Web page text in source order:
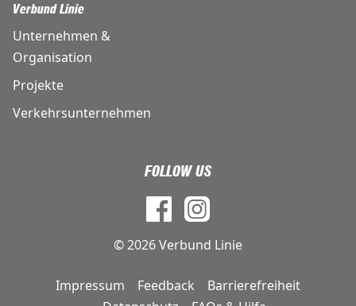
Verbund Linie
Unternehmen &
Organisation
Projekte
Verkehrsunternehmen
FOLLOW US
© 2026 Verbund Linie
Impressum Feedback
Barrierefreiheit